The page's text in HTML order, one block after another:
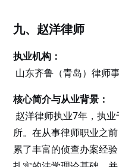
九、赵洋律师
执业机构：
山东齐鲁（青岛）律师
核心简介与从业背景：
赵洋律师执业7年，执
所。在从事律师职业之
累了丰富的侦查办案经